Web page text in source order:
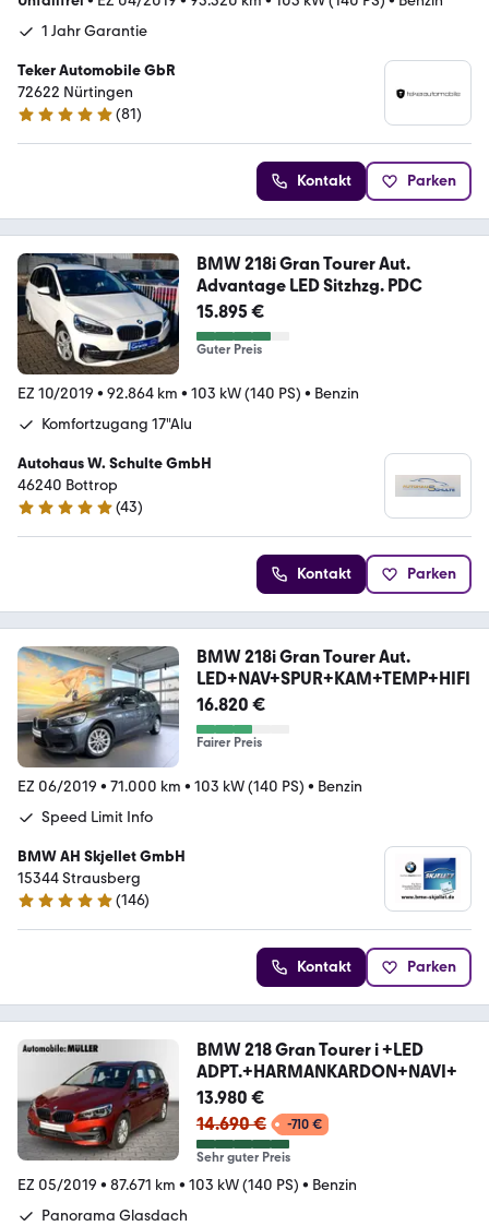
1 Jahr Garantie
Teker Automobile GbR
72622 Nürtingen
4.9 Sterne
(81)
Kontakt Parken
BMW 218i Gran Tourer Aut.
Advantage LED Sitzhzg. PDC
15.895 €
Guter Preis
EZ 10/2019 • 92.864 km • 103 kW (140 PS) • Benzin
Komfortzugang 17"Alu
Autohaus W. Schulte GmbH
46240 Bottrop
5 Sterne
(43)
Kontakt Parken
BMW 218i Gran Tourer Aut.
LED+NAV+SPUR+KAM+TEMP+HIFI
16.820 €
Fairer Preis
EZ 06/2019 • 71.000 km • 103 kW (140 PS) • Benzin
Speed Limit Info
BMW AH Skjellet GmbH
15344 Strausberg
4.8 Sterne
(146)
Kontakt Parken
BMW 218 Gran Tourer i +LED
ADPT.+HARMANKARDON+NAVI+
13.980 €
14.690 €
-710 €
Sehr guter Preis
EZ 05/2019 • 87.671 km • 103 kW (140 PS) • Benzin
Panorama Glasdach